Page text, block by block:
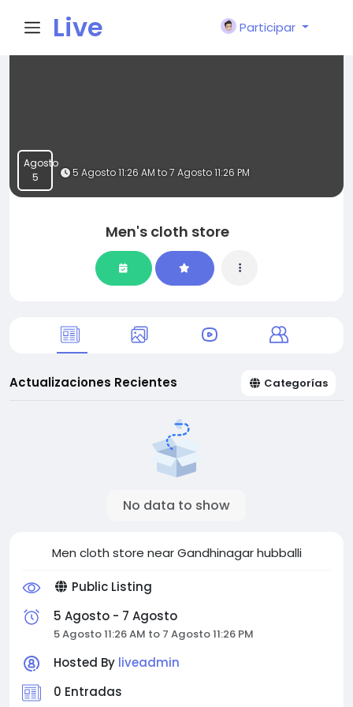
Live
Participar
Agosto
5
Men's cloth store
5 Agosto 11:26 AM to 7 Agosto 11:26 PM
Men cloth store near Gandhinagar hubballi
Public Listing
5 Agosto - 7 Agosto
5 Agosto 11:26 AM to 7 Agosto 11:26 PM
Hosted By liveadmin
0 Entradas
Actualizaciones Recientes Categorías
No data to show